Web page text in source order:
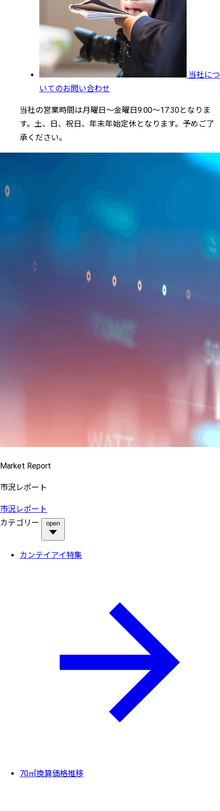
当社につ
いてのお問い合わせ
当社の営業時間は月曜日～金曜日9:00～17:30となりま
す。土、日、祝日、年末年始定休となります。予めご了
承ください。
Market Report
市況レポート
市況レポート
カテゴリー
open
カンテイアイ特集
70㎡換算価格推移